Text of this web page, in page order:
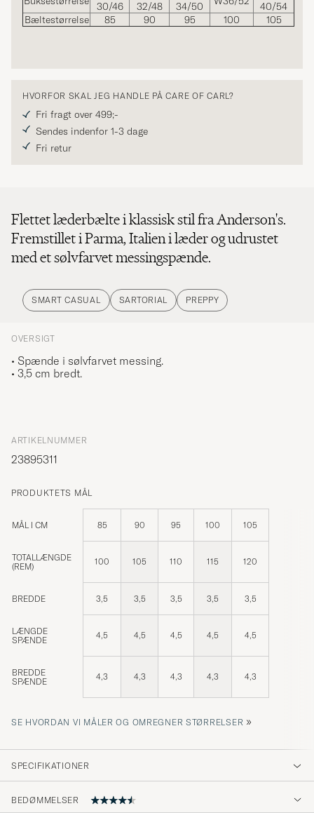
30/46
32/48
34/50
40/54
Bæltestørrelse
85 90 95 100 105
HVORFOR SKAL JEG HANDLE PÅ CARE OF CARL?
Fri fragt over 499;-
Sendes indenfor 1-3 dage
Fri retur
Flettet læderbælte i klassisk stil fra Anderson's.
Fremstillet i Parma, Italien i læder og udrustet
med et sølvfarvet messingspænde.
SMART CASUAL SARTORIAL PREPPY
OVERSIGT
• Spænde i sølvfarvet messing.
• 3,5 cm bredt.
ARTIKELNUMMER
23895311
PRODUKTETS MÅL
MÅL I CM 85 90 95 100 105
TOTALLÆNGDE
(REM)
100 105 110 115 120
BREDDE 3,5 3,5 3,5 3,5 3,5
LÆNGDE
SPÆNDE
4,5 4,5 4,5 4,5 4,5
BREDDE
SPÆNDE
4,3 4,3 4,3 4,3 4,3
SE HVORDAN VI MÅLER OG OMREGNER STØRRELSER »
SPECIFIKATIONER
BEDØMMELSER